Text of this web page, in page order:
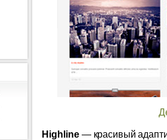
Highline — красивый